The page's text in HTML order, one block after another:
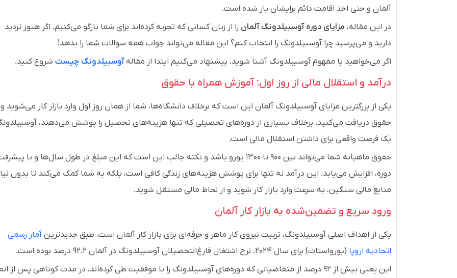
آلمان و حتی اخذ اقامت دائم برایشان باز شده است.
در این مقاله، مزایای دوره آوسبیلدونگ آلمان را از زبان کسانی که تجربه کرده‌اند برای شما بازگو می‌کنیم. اگر هنوز تردید
دارید و می‌پرسید چرا آوسبیلدونگ را انتخاب کنم؟ این مقاله می‌تواند جواب همه سوالات شما را بدهد!
اگر می‌خواهید با مفهوم آوسبیلدونگ آشنا شوید، پیشنهاد می‌کنیم ابتدا از مقالهآوسبیلدونگ چیست شروع کنید.
درآمد و استقلال مالی از روز اول: آموزش همراه با حقوق
یکی از بزرگترین مزایای آوسبیلدونگ آلمان این است که برخلاف دانشگاه‌ها، شما از همان روز اول وارد بازار کار می‌شوید و
حقوق دریافت می‌کنید. برخلاف بسیاری از دوره‌های تحصیلی که تنها هزینه‌های تحصیل را پوشش می‌دهند،
یک فرصت واقعی برای داشتن استقلال مالی است.
حقوق ماهیانه شما می‌تواند بین ۹۰۰ تا ۱۳۰۰ یورو باشد و نکته جالب این است که این مبلغ در طول سال‌ها و با
دوره، افزایش می‌یابد. این درآمد نه تنها برای پوشش هزینه‌های زندگی کافی است، بلکه به شما کمک می‌کند تا بدون
منابع مالی سنگین، به سرعت وارد بازار کار شوید و از لحاظ مالی مستقل شوید.
ورود سریع و تضمین‌شده به بازار کار آلمان
یکی از اهداف اصلی آوسبیلدونگ، تربیت نیروی کار ماهر و حرفه‌ای برای بازار کار آلمان است. طبق جدیدترینآمار رسمی
اتحادیه اروپا (یورواستات) برای سال ۲۰۲۴، نرخ اشتغال فارغ‌التحصیلان آوسبیلدونگ در آلمان ۹۲.۲ درصد بوده است.
این یعنی بیش از ۹۲ درصد از متقاضیانی که دوره‌های آوسبیلدونگ را با موفقیت طی کرده‌اند، در مدت کوتاهی پس از